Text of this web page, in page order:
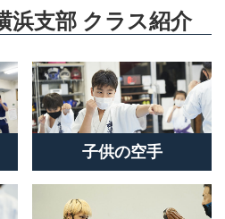
浜支部 クラス紹介
子供の空手